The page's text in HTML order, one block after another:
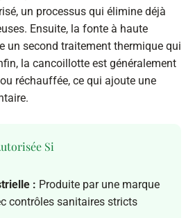
un processus qui élimine déjà
Ensuite, la fonte à haute
un second traitement thermique qui
la cancoillotte est généralement
réchauffée, ce qui ajoute une
Si
: Produite par une marque
contrôles sanitaires stricts